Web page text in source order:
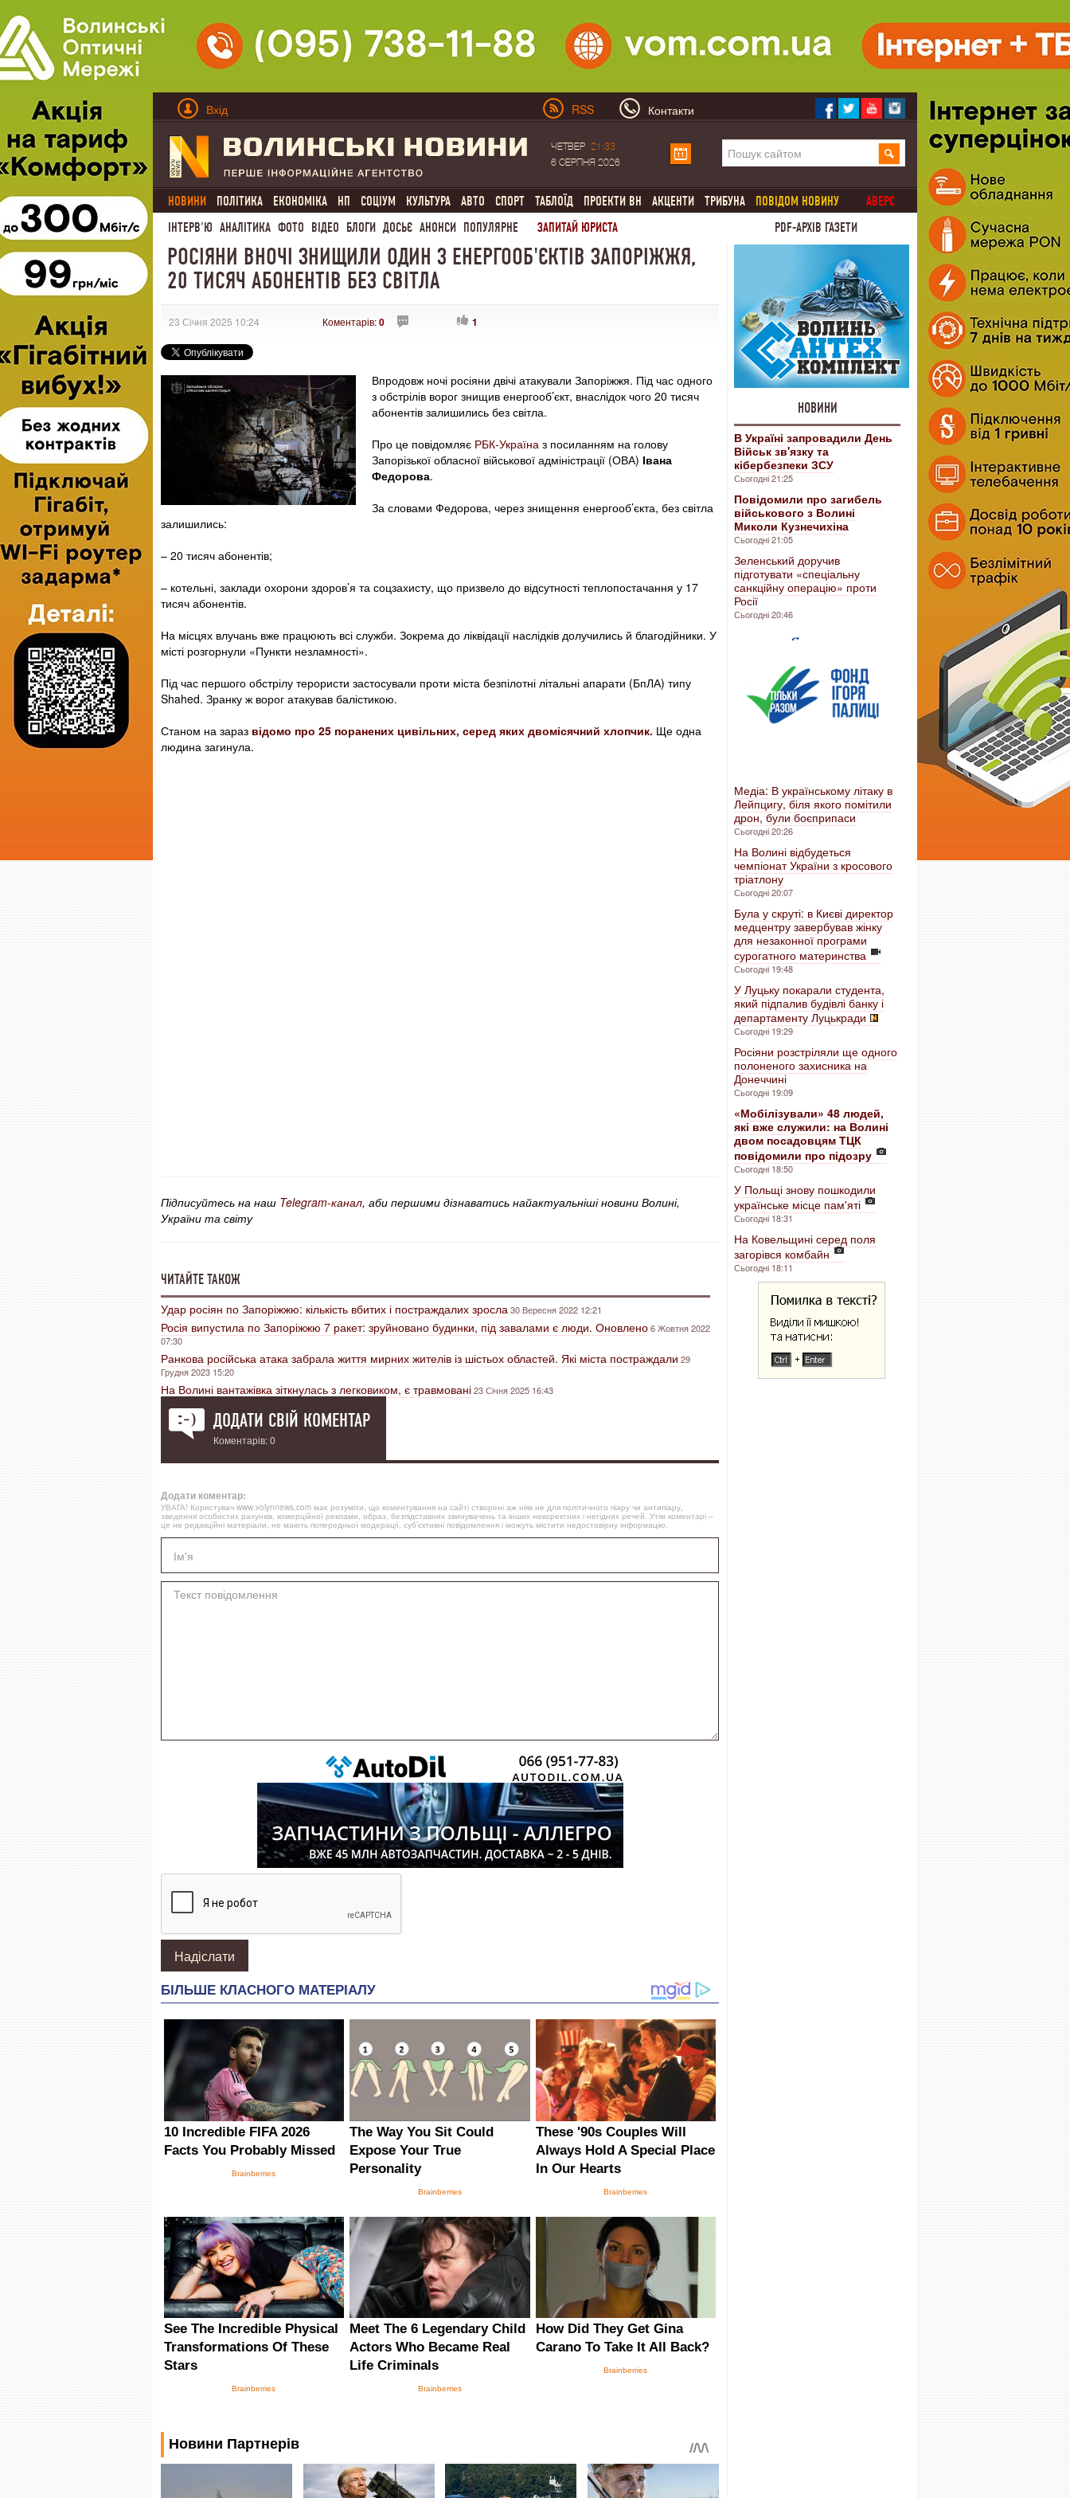
Вхід RSS Контакти
ЧЕТВЕР
21:33
6 СЕРПНЯ 2026
НОВИНИ ПОЛІТИКА ЕКОНОМІКА НП СОЦІУМ КУЛЬТУРА АВТО СПОРТ ТАБЛОЇД ПРОЕКТИ ВН АКЦЕНТИ ТРИБУНА ПОВІДОМ НОВИНУ
АВЕРС
ІНТЕРВ'Ю АНАЛІТИКА ФОТО ВІДЕО БЛОГИ ДОСЬЄ АНОНСИ ПОПУЛЯРНЕ ЗАПИТАЙ ЮРИСТА PDF-АРХІВ ГАЗЕТИ
РОСІЯНИ ВНОЧІ ЗНИЩИЛИ ОДИН З ЕНЕРГООБ'ЄКТІВ ЗАПОРІЖЖЯ,
20 ТИСЯЧ АБОНЕНТІВ БЕЗ СВІТЛА
23 Січня 2025 10:24 Коментарів:0 1
Впродовж ночі росіяни двічі атакували Запоріжжя. Під час одного
з обстрілів ворог знищив енергооб’єкт, внаслідок чого 20 тисяч
абонентів залишились без світла.
Про це повідомляє РБК-Україна з посиланням на голову
Запорізької обласної військової адміністрації (ОВА) Івана
Федорова.
За словами Федорова, через знищення енергооб’єкта, без світла
залишились:
– 20 тисяч абонентів;
– котельні, заклади охорони здоров’я та соцзахисту, що призвело до відсутності теплопостачання у 17
тисяч абонентів.
На місцях влучань вже працюють всі служби. Зокрема до ліквідації наслідків долучились й благодійники. У
місті розгорнули «Пункти незламності».
Під час першого обстрілу терористи застосували проти міста безпілотні літальні апарати (БпЛА) типу
Shahed. Зранку ж ворог атакував балістикою.
Станом на зараз відомо про 25 поранених цивільних, серед яких двомісячний хлопчик. Ще одна
людина загинула.
Підписуйтесь на наш Telegram-канал, аби першими дізнаватись найактуальніші новини Волині,
України та світу
ЧИТАЙТЕ ТАКОЖ
Удар росіян по Запоріжжю: кількість вбитих і постраждалих зросла30 Вересня 2022 12:21
Росія випустила по Запоріжжю 7 ракет: зруйновано будинки, під завалами є люди. Оновлено6 Жовтня 2022
07:30
Ранкова російська атака забрала життя мирних жителів із шістьох областей. Які міста постраждали 29
Грудня 2023 15:20
На Волині вантажівка зіткнулась з легковиком, є травмовані23 Січня 2025 16:43
ДОДАТИ СВІЙ КОМЕНТАР
Коментарів: 0
Додати коментар:
УВАГА! Користувач www.volynnews.com має розуміти, що коментування на сайті створені аж ніяк не для політичного піару чи антипіару,
зведення особистих рахунків, комерційної реклами, образ, безпідставних звинувачень та інших некоректних і негідних речей. Утім коментарі –
це не редакційні матеріали, не мають попередньої модерації, суб’єктивні повідомлення і можуть містити недостовірну інформацію.
НОВИНИ
В Україні запровадили День
Військ зв'язку та
кібербезпеки ЗСУ
Сьогодні 21:25
Повідомили про загибель
військового з Волині
Миколи Кузнечихіна
Сьогодні 21:05
Зеленський доручив
підготувати «спеціальну
санкційну операцію» проти
Росії
Сьогодні 20:46
Медіа: В українському літаку в
Лейпцигу, біля якого помітили
дрон, були боєприпаси
Сьогодні 20:26
На Волині відбудеться
чемпіонат України з кросового
тріатлону
Сьогодні 20:07
Була у скруті: в Києві директор
медцентру завербував жінку
для незаконної програми
сурогатного материнства
Сьогодні 19:48
У Луцьку покарали студента,
який підпалив будівлі банку і
департаменту Луцькради
Сьогодні 19:29
Росіяни розстріляли ще одного
полоненого захисника на
Донеччині
Сьогодні 19:09
«Мобілізували» 48 людей,
які вже служили: на Волині
двом посадовцям ТЦК
повідомили про підозру
Сьогодні 18:50
У Польщі знову пошкодили
українське місце пам'яті
Сьогодні 18:31
На Ковельщині серед поля
загорівся комбайн
Сьогодні 18:11